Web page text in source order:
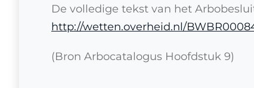
De volledige tekst van het
http://wetten.overheid.nl/
(Bron Arbocatalogus Hoofdstuk 9)